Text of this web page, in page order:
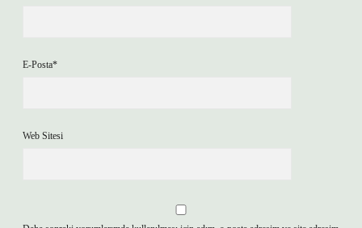
E-Posta*
Web Sitesi